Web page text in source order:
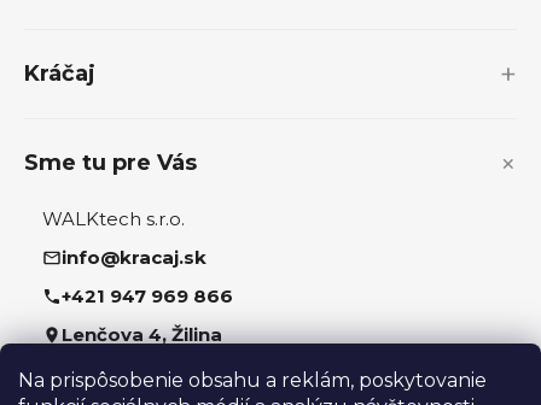
Na prispôsobenie obsahu a reklám, poskytovanie
Kráčaj
Sme tu pre Vás
WALKtech s.r.o.
info@kracaj.sk
+421 947 969 866
Lenčova 4, Žilina
Sledujte nás